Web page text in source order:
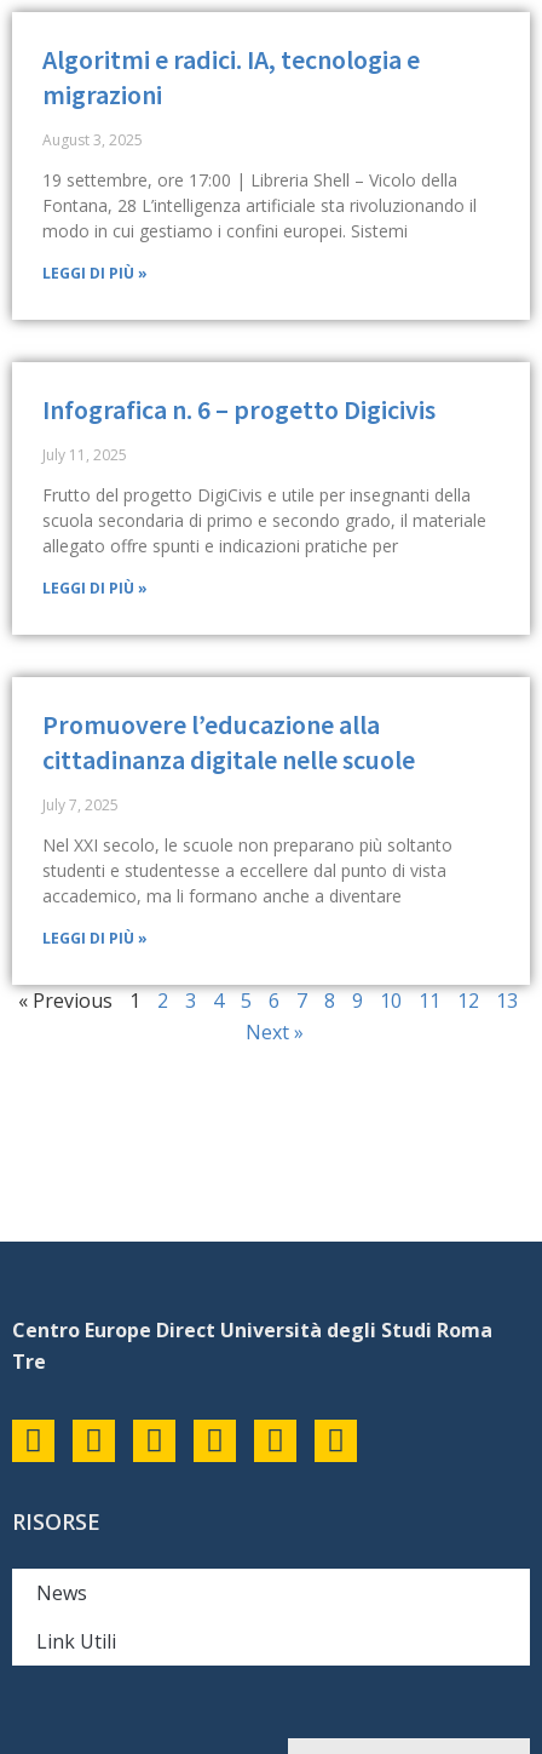
Algoritmi e radici. IA, tecnologia e
migrazioni
August 3, 2025
19 settembre, ore 17:00 | Libreria Shell – Vicolo della
Fontana, 28 L’intelligenza artificiale sta rivoluzionando il
modo in cui gestiamo i confini europei. Sistemi
LEGGI DI PIÙ »
Infografica n. 6 – progetto Digicivis
July 11, 2025
Frutto del progetto DigiCivis e utile per insegnanti della
scuola secondaria di primo e secondo grado, il materiale
allegato offre spunti e indicazioni pratiche per
LEGGI DI PIÙ »
Promuovere l’educazione alla
cittadinanza digitale nelle scuole
July 7, 2025
Nel XXI secolo, le scuole non preparano più soltanto
studenti e studentesse a eccellere dal punto di vista
accademico, ma li formano anche a diventare
LEGGI DI PIÙ »
« Previous 1 2 3 4 5 6 7 8 9 10 11 12
13
Next »
Centro Europe Direct Università degli Studi Roma
Tre
RISORSE
News
Link Utili